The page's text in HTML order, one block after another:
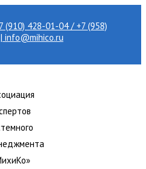
(910) 428-01-04 / +7 (958)
info@mihico.ru